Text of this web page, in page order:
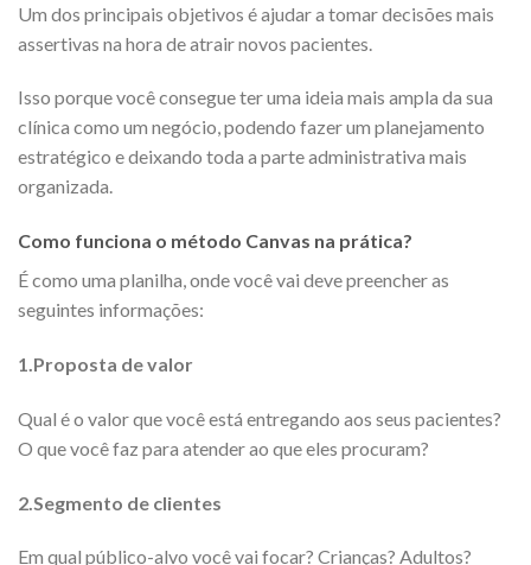
Um dos principais objetivos é ajudar a tomar decisões mais
assertivas na hora de atrair novos pacientes.
Isso porque você consegue ter uma ideia mais ampla da sua
clínica como um negócio, podendo fazer um planejamento
estratégico e deixando toda a parte administrativa mais
organizada.
Como funciona o método Canvas na prática?
É como uma planilha, onde você vai deve preencher as
seguintes informações:
1.Proposta de valor
Qual é o valor que você está entregando aos seus pacientes?
O que você faz para atender ao que eles procuram?
2.Segmento de clientes
Em qual público-alvo você vai focar? Crianças? Adultos?